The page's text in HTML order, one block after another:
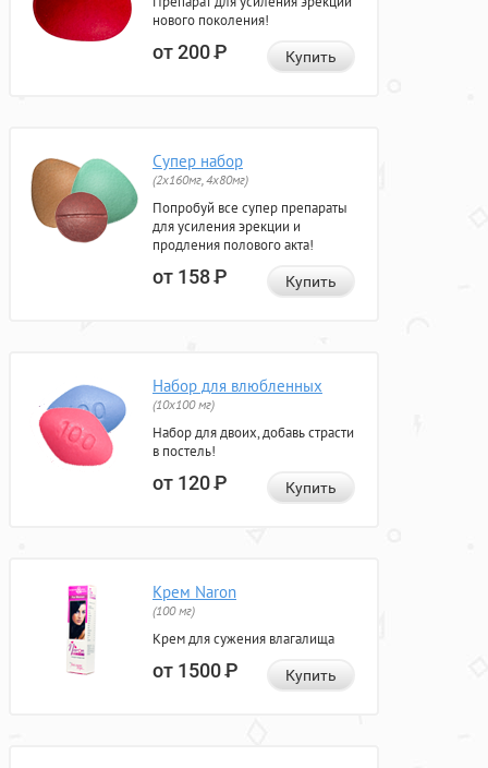
нового поколения!
от 200Р Купить
Супер набор
(2х160мг, 4х80мг)
Попробуй все супер препараты
для усиления эрекции и
продления полового акта!
от 158Р Купить
Набор для влюбленных
(10х100 мг)
Набор для двоих, добавь страсти
в постель!
от 120Р Купить
Крем Naron
(100 мг)
Крем для сужения влагалища
от 1500Р Купить